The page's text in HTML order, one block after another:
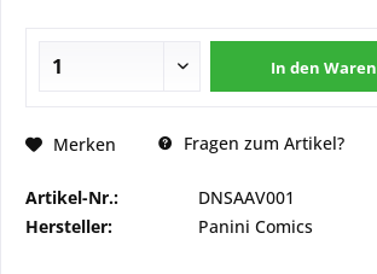
In den
Merken Fragen zum Artikel?
Artikel-Nr.:
DNSAAV001
Hersteller:
Panini Comics